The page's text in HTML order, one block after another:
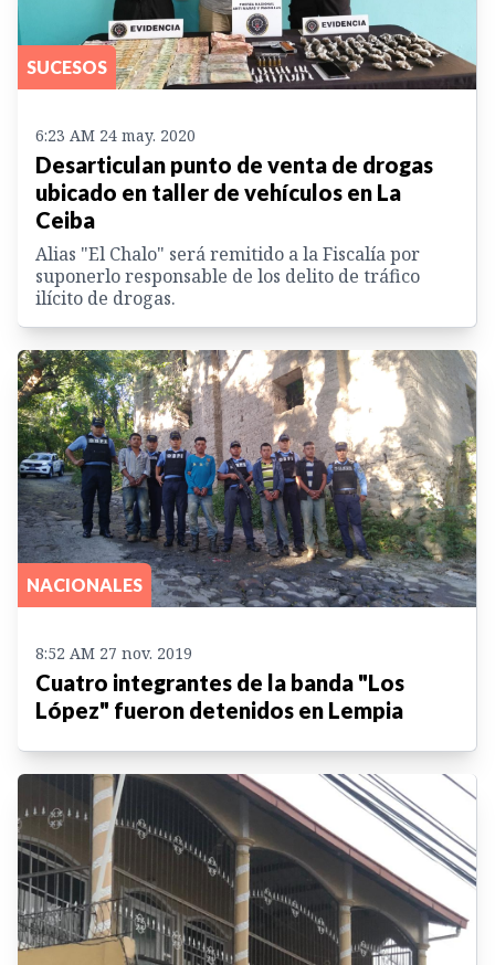
SUCESOS
6:23 AM 24 may. 2020
Desarticulan punto de venta de drogas
ubicado en taller de vehículos en La
Ceiba
Alias "El Chalo" será remitido a la Fiscalía por
suponerlo responsable de los delito de tráfico
ilícito de drogas.
NACIONALES
8:52 AM 27 nov. 2019
Cuatro integrantes de la banda "Los
López" fueron detenidos en Lempia